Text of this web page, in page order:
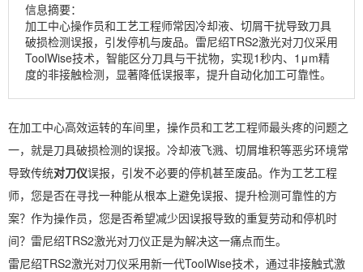
信息摘要：
加工中心操作员和工艺工程师常因冷却液、切屑干扰导致刀具
破损检测误报，引发停机与废品。雷尼绍TRS2激光对刀仪采用
ToolWise技术，智能区分刀具与干扰物，实现1秒内、1μm精
度的非接触检测，显著降低误报率，提升自动化加工可靠性。
在加工中心高效运转的车间里，操作员和工艺工程师最头疼的问题之
一，就是刀具破损检测的误报。冷却液飞溅、切屑堆积等恶劣环境常
导致传统对刀仪误报，引发不必要的停机甚至废品。作为工艺工程
师，您是否在寻找一种能从根本上避免误报、提升检测可靠性的方
案？作为操作员，您是否希望减少因误报导致的重复劳动和停机时
间？雷尼绍TRS2激光对刀仪正是为解决这一痛点而生。
雷尼绍TRS2激光对刀仪采用新一代ToolWise技术，通过非接触式激